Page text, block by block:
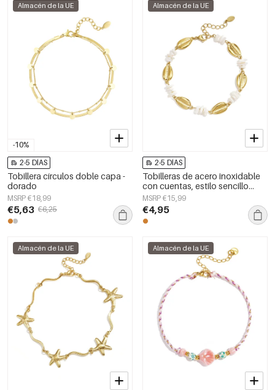
-10%
Almacén de la UE
2-5 DÍAS
Tobillera círculos doble capa -
dorado
MSRP €18,99
€5,63 €6,25
Almacén de la UE
2-5 DÍAS
Tobilleras de acero inoxidable
con cuentas, estilo sencillo
para el día a día, de la serie
Simple. Joyería para mujer.
MSRP €15,99
€4,95
Almacén de la UE Almacén de la UE